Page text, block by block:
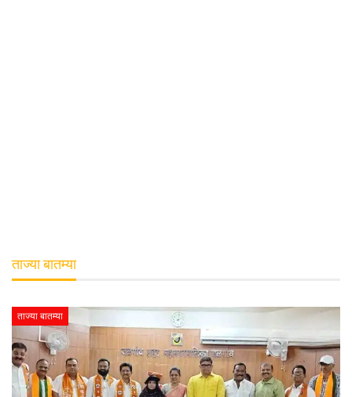
ताज्या बातम्या
ताज्या बातम्या